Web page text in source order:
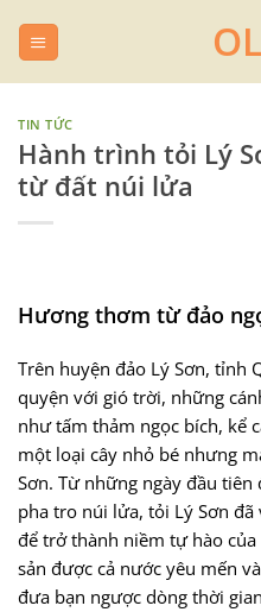
TIN TỨC
Hành trình tỏi Lý
từ đất núi lửa
Hương thơm từ đảo
Trên huyện đảo Lý Sơn, tỉnh
quyện với gió trời, những
như tấm thảm ngọc bích, kể
một loại cây nhỏ bé nhưng
Sơn. Từ những ngày đầu
pha tro núi lửa, tỏi Lý Sơn
để trở thành niềm tự hào
sản được cả nước yêu mến
đưa bạn ngược dòng thời